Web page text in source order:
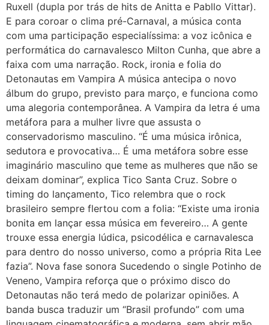
Ruxell (dupla por trás de hits de Anitta e Pabllo Vittar).
E para coroar o clima pré-Carnaval, a música conta
com uma participação especialíssima: a voz icônica e
performática do carnavalesco Milton Cunha, que abre a
faixa com uma narração. Rock, ironia e folia do
Detonautas em Vampira A música antecipa o novo
álbum do grupo, previsto para março, e funciona como
uma alegoria contemporânea. A Vampira da letra é uma
metáfora para a mulher livre que assusta o
conservadorismo masculino. “É uma música irônica,
sedutora e provocativa… É uma metáfora sobre esse
imaginário masculino que teme as mulheres que não se
deixam dominar”, explica Tico Santa Cruz. Sobre o
timing do lançamento, Tico relembra que o rock
brasileiro sempre flertou com a folia: “Existe uma ironia
bonita em lançar essa música em fevereiro… A gente
trouxe essa energia lúdica, psicodélica e carnavalesca
para dentro do nosso universo, como a própria Rita Lee
fazia”. Nova fase sonora Sucedendo o single Potinho de
Veneno, Vampira reforça que o próximo disco do
Detonautas não terá medo de polarizar opiniões. A
banda busca traduzir um “Brasil profundo” com uma